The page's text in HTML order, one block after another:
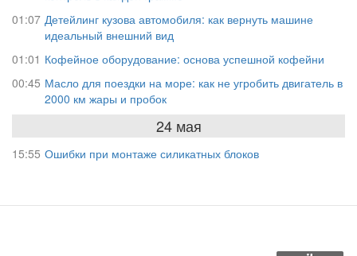
01:07 Детейлинг кузова автомобиля: как вернуть машине
идеальный внешний вид
01:01 Кофейное оборудование: основа успешной кофейни
00:45 Масло для поездки на море: как не угробить двигатель в
2000 км жары и пробок
24 мая
15:55 Ошибки при монтаже силикатных блоков